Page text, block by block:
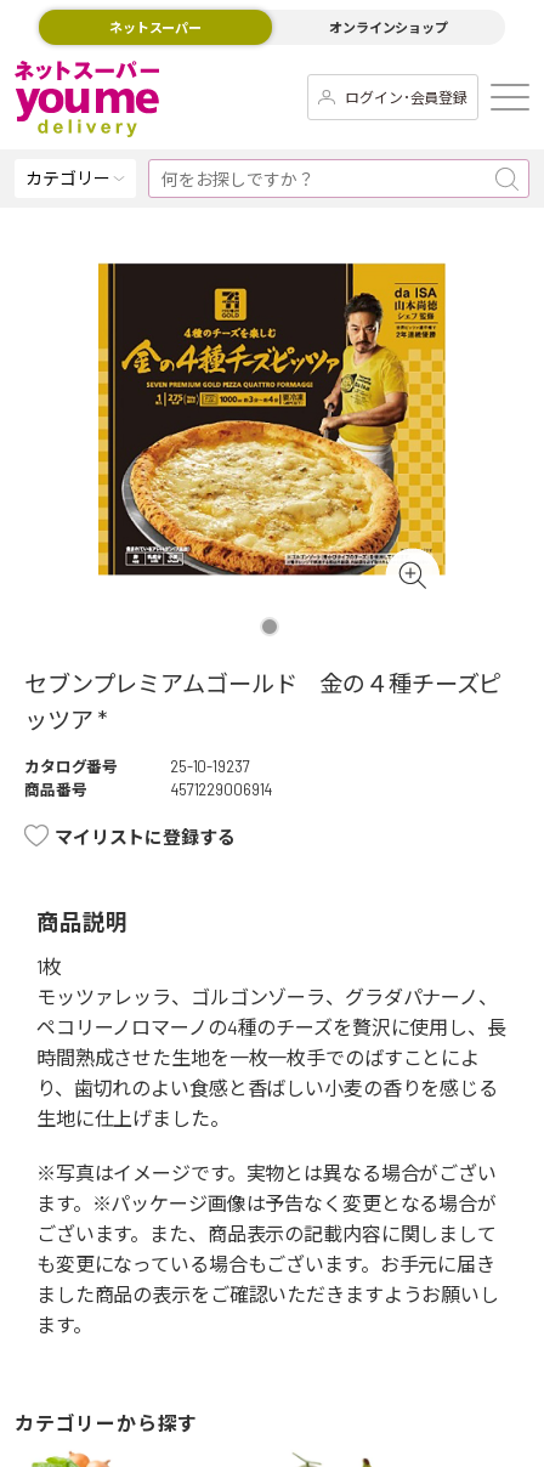
ネットスーパー オンラインショップ
ログイン･会員登録
カテゴリー
セブンプレミアムゴールド 金の４種チーズピ
ッツア *
カタログ番号
25-10-19237
商品番号
4571229006914
マイリストに登録する
商品説明
1枚
モッツァレッラ、ゴルゴンゾーラ、グラダパナーノ、
ペコリーノロマーノの4種のチーズを贅沢に使用し、長
時間熟成させた生地を一枚一枚手でのばすことによ
り、歯切れのよい食感と香ばしい小麦の香りを感じる
生地に仕上げました。
※写真はイメージです。実物とは異なる場合がござい
ます。※パッケージ画像は予告なく変更となる場合が
ございます。また、商品表示の記載内容に関しまして
も変更になっている場合もございます。お手元に届き
ました商品の表示をご確認いただきますようお願いし
ます。
カテゴリーから探す